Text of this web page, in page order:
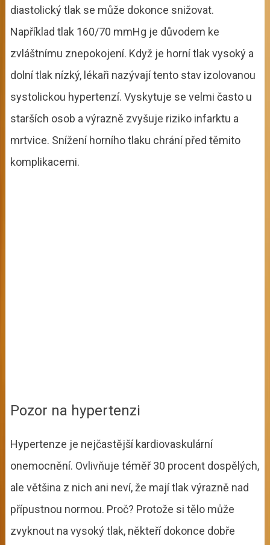
diastolický tlak se může dokonce snižovat.
Například tlak 160/70 mmHg je důvodem ke
zvláštnímu znepokojení. Když je horní tlak vysoký a
dolní tlak nízký, lékaři nazývají tento stav izolovanou
systolickou hypertenzí. Vyskytuje se velmi často u
starších osob a výrazně zvyšuje riziko infarktu a
mrtvice. Snížení horního tlaku chrání před těmito
komplikacemi.
Pozor na hypertenzi
Hypertenze je nejčastější kardiovaskulární
onemocnění. Ovlivňuje téměř 30 procent dospělých,
ale většina z nich ani neví, že mají tlak výrazně nad
přípustnou normou. Proč? Protože si tělo může
zvyknout na vysoký tlak, někteří dokonce dobře